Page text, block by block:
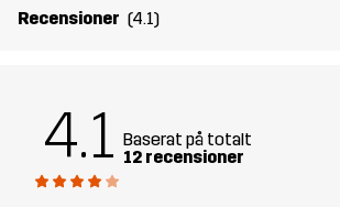
Recensioner (4.1)
4.1 Baserat på totalt
12 recensioner